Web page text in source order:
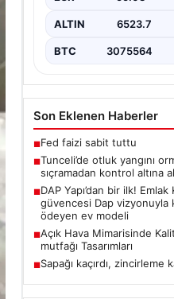
Karyemez köyleri
belirlenemeyen bir
ALTIN 6523.7
BTC 3075564
Son Eklenen Haberler
■Fed faizi sabit tuttu
■Tunceli’de otluk yangını
sıçramadan kontrol altına
■DAP Yapı’dan bir ilk! Emlak
güvencesi Dap vizyonuyla
ödeyen ev modeli
■Açık Hava Mimarisinde
mutfağı Tasarımları
■Sapağı kaçırdı, zincirleme